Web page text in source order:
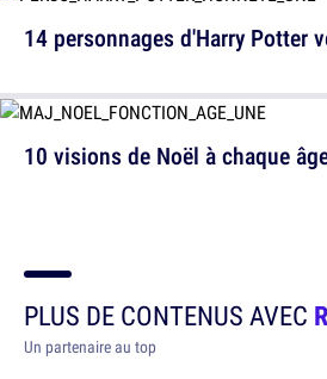
10 visions de Noël à chaque
14 personnages d'Harry Potter
PLUS DE CONTENUS AVEC
Un partenaire au top